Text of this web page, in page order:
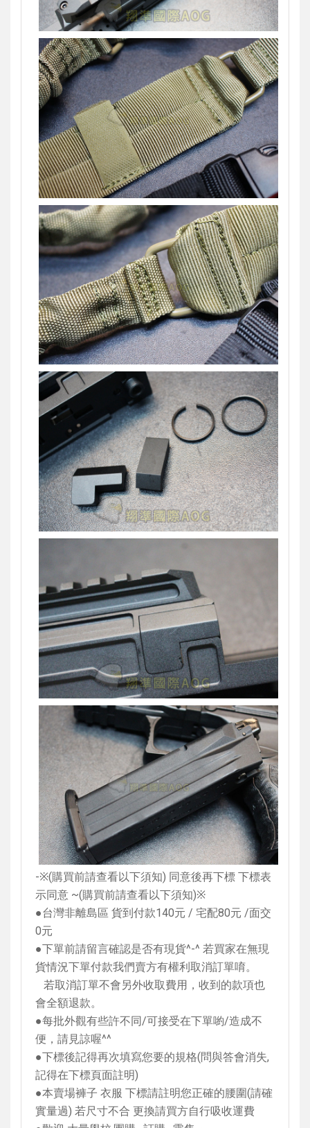
-※(購買前請查看以下須知) 同意後再下標 下標表
示同意 ~(購買前請查看以下須知)※
●台灣非離島區 貨到付款140元 / 宅配80元 /面交
0元
●下單前請留言確認是否有現貨^-^ 若買家在無現
貨情況下單付款我們賣方有權利取消訂單唷。
若取消訂單不會另外收取費用，收到的款項也
會全額退款。
●每批外觀有些許不同/可接受在下單喲/造成不
便，請見諒喔^^
●下標後記得再次填寫您要的規格(問與答會消失,
記得在下標頁面註明)
●本賣場褲子 衣服 下標請註明您正確的腰圍(請確
實量過) 若尺寸不合 更換請買方自行吸收運費